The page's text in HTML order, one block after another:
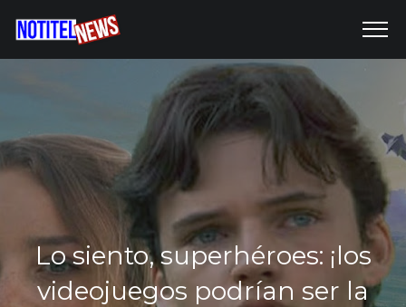
Lo siento, superhéroes: ¡los
videojuegos podrían ser la